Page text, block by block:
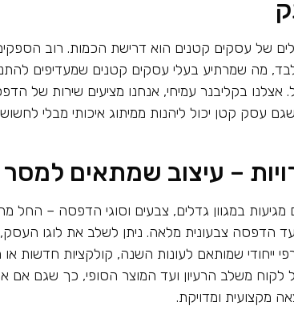
של עסקים קטנים הוא דרישת הכמות. רוב
מה שמרתיע בעלי עסקים קטנים שמעדיפים
אצלנו בקליבנר עמיחי, אנחנו מציעים שירות של
עסק קטן יכול ליהנות ממיתוג איכותי מבלי
– עיצוב שמתאים למסר
מגיעות במגוון גדלים, צבעים וסוגי הדפסה – החל
הדפסה צבעונית מלאה. ניתן לשלב את לוגו העסק,
ייחודי שמותאם לעונות השנה, קולקציות חדשות
לקוח משלב הרעיון ועד המוצר הסופי, כך שגם אם
מקצועית ומדויקת.